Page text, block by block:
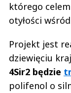
którego
otyłości
Projekt jest
dziewięciu
4Sir2 będzie
polifenol o